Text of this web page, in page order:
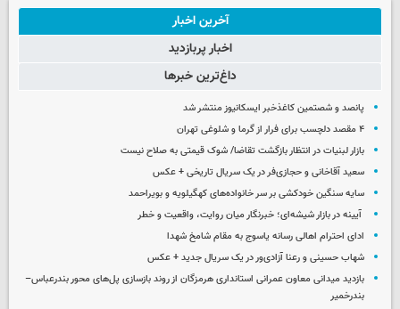
آخرین اخبار
اخبار پربازدید
داغ‌ترین خبرها
پانصد و شصتمین کاغذخبر ایسکانیوز منتشر شد
۴ مقصد دلچسب برای فرار از گرما و شلوغی تهران
بازار لبنیات در انتظار بازگشت تقاضا/ شوک قیمتی به صلاح نیست
سعید آقاخانی و حجازی‌فر در یک سریال تاریخی + عکس
سایه سنگین خودکشی بر سر خانواده‌های کهگیلویه و بویراحمد
آیینه در بازار شیشه‌ای؛ خبرنگار میان روایت، واقعیت و خطر
ادای احترام اهالی رسانه یاسوج به مقام شامخ شهدا
شهاب حسینی و رعنا آزادی‌ور در یک سریال جدید + عکس
بازدید میدانی معاون عمرانی استانداری هرمزگان از روند بازسازی پل‌های محور بندرعباس–
بندرخمیر